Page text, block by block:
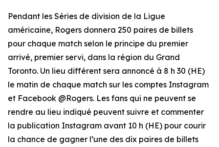
Pendant les Séries de division de la Ligue
américaine, Rogers donnera 250 paires de billets
pour chaque match selon le principe du premier
arrivé, premier servi, dans la région du Grand
Toronto. Un lieu différent sera annoncé à 8 h 30 (HE)
le matin de chaque match sur les comptes Instagram
et Facebook @Rogers. Les fans qui ne peuvent se
rendre au lieu indiqué peuvent suivre et commenter
la publication Instagram avant 10 h (HE) pour courir
la chance de gagner l’une des dix paires de billets